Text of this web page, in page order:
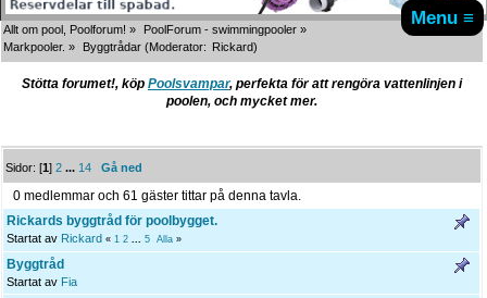
Menu ≡
Allt om pool, Poolforum! » PoolForum - swimmingpooler »
Markpooler. » Byggtrådar (Moderator: Rickard)
Stötta forumet!, köp Poolsvampar, perfekta för att rengöra vattenlinjen i
poolen, och mycket mer.
Sidor: [1]2 ... 14 Gå ned
0 medlemmar och 61 gäster tittar på denna tavla.
Rickards byggtråd för poolbygget.
Startat av Rickard « 1 2 ... 5 Alla »
Byggtråd
Startat av Fia